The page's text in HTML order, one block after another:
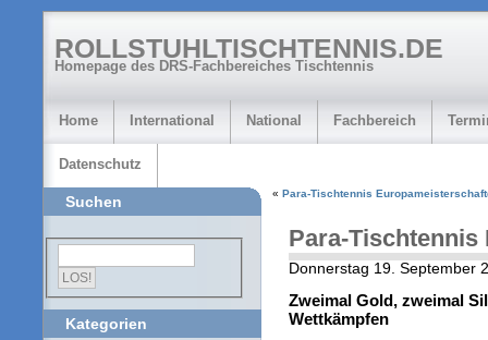
ROLLSTUHLTISCHTENNIS.DE
Homepage des DRS-Fachbereiches Tischtennis
Home International National Fachbereich
Datenschutz
« Para-Tischtennis
Para-
Donnerstag 19. September
Zweimal Gold, zweimal
Wettkämpfen
Suchen
Kategorien